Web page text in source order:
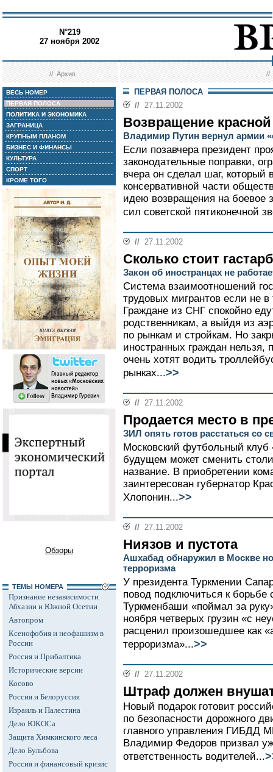
N°219
27 ноября 2002
//Архив //
ВЕСЬ НОМЕР
ПЕРВАЯ ПОЛОСА
ПОЛИТИКА И ЭКОНОМИКА
ЗАГРАНИЦА
КРУПНЫМ ПЛАНОМ
БИЗНЕС И ФИНАНСЫ
КУЛЬТУРА
СПОРТ
КРОМЕ ТОГО
Обзоры
ТЕМЫ НОМЕРА
Признание независимости
Абхазии и Южной Осетии
Автопром
Ксенофобия и неофашизм в
России
Россия и Прибалтика
Исторические версии
Косово
Россия и Белоруссия
Израиль и Палестина
Дело ЮКОСа
Защита Химкинского леса
Дело Бульбова
Россия и финансовый кризис
ПЕРВАЯ ПОЛОСА
// 27.11.2002
Возвращение
Владимир Путин вернул армии
Если позавчера президент
законодательные поправки,
вчера он сделал шаг, который
консервативной части
идею возвращения на боевое
сил советской пятиконечной
// 27.11.2002
Сколько стоит
Закон об иностранцах не
Система взаимоотношений
трудовых мигрантов если не в
Граждане из СНГ спокойно
родственникам, а выйдя из
по рынкам и стройкам. Но
иностранных граждан нельзя,
очень хотят водить
рынках...>>
// 27.11.2002
Продается место в
ЗИЛ опять готов расстаться со
Московский футбольный
будущем может сменить
название. В приобретении
заинтересован губернатор
Хлопонин...>>
// 27.11.2002
Ниязов и пустота
Ашхабад обнаружил в Москве
терроризма
У президента Туркмении
повод подключиться к
Туркменбаши «поймал за
ноября четверых грузин «с
расценил произошедшее как
терроризма»...>>
// 27.11.2002
Штраф должен
Новый подарок готовит
по безопасности дорожного
главного управления ГИБДД
Владимир Федоров призвал
ответственность водителей...